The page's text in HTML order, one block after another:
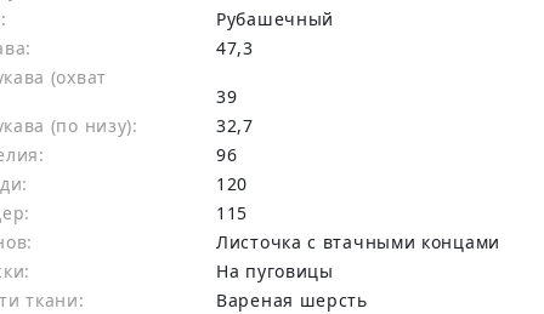
Рубашечный
47,3
(охват
39
(по низу):
32,7
96
120
115
Листочка с втачными концами
На пуговицы
ткани:
Вареная шерсть